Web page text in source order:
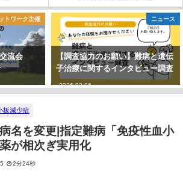
トワーク主催
流会
ニュース
【調査協力のお願い】難病と遺伝
子治療に関するインタビュー調査
2026-02-06
板減少症
名を変更|指定難病「免疫性血小
が相次ぎ実用化
2分24秒